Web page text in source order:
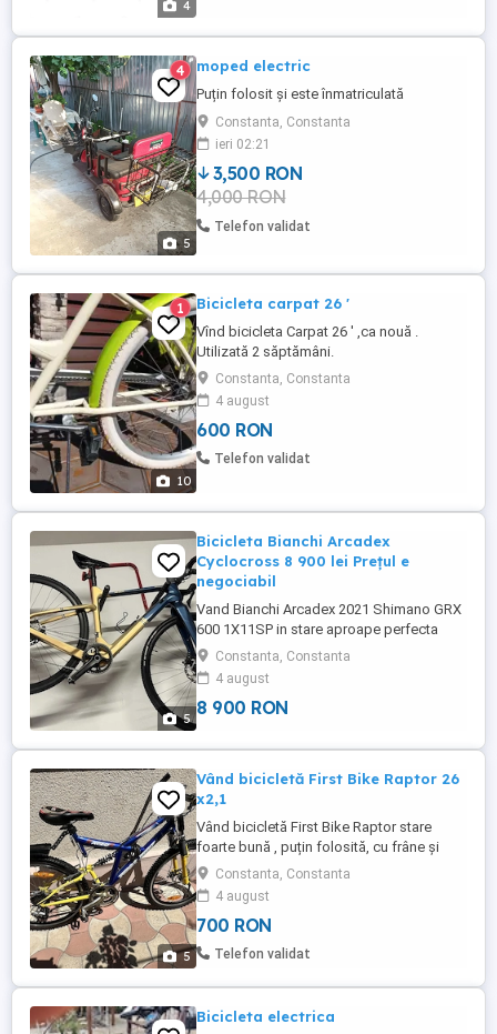
4
5
4 moped electric
Puțin folosit și este înmatriculată
Constanta, Constanta
ieri 02:21
3,500 RON
4,000 RON
Telefon validat
10
1 Bicicleta carpat 26 '
Vînd bicicleta Carpat 26 ' ,ca nouă .
Utilizată 2 săptămâni.
Constanta, Constanta
4 august
600 RON
Telefon validat
5
Bicicleta Bianchi Arcadex
Cyclocross 8 900 lei Prețul e
negociabil
Vand Bianchi Arcadex 2021 Shimano GRX
600 1X11SP in stare aproape perfecta
bicicleta prezinta mici zgarieturi ,
cumparata de noua si folosita doar in
iarna lui 2023.Bicicleta vine si cu
cauciucurile originale si cu cauciucurile
astept mesaje. Pretul este usor ...
Constanta, Constanta
4 august
8 900 RON
5
Vând bicicletă First Bike Raptor 26
x2,1
Vând bicicletă First Bike Raptor stare
foarte bună , puțin folosită, cu frâne și
sistem pinioane Shimano , jante aliaj
Beretta ( made in Italia ) , 26 x2.1 . Bonus ,
antifurt calitativ . Preluare din Constanța.
Constanta, Constanta
4 august
700 RON
Telefon validat
Bicicleta electrica